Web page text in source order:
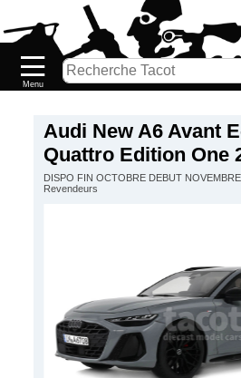
Audi New A6 Avant
Quattro Edition One
DISPO FIN OCTOBRE DEBUT
Revendeurs
Nouveautés
Catalogue/Stock
PETITS
PRIX